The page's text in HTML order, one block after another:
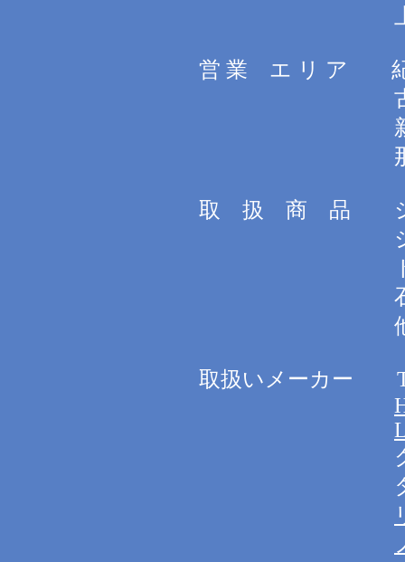
営 業 エ リ ア 紀
古座川町
新宮
那智勝浦
取 扱 商 品 シ
システム
トイ
石油・ガ
取扱いメーカー
クリナ
タカラス